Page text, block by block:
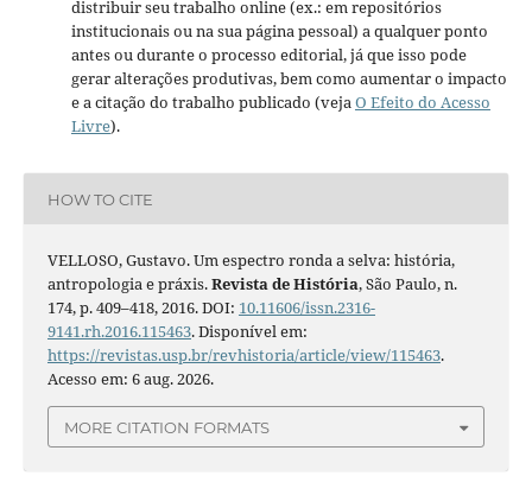
distribuir seu trabalho online (ex.: em repositórios
institucionais ou na sua página pessoal) a qualquer ponto
antes ou durante o processo editorial, já que isso pode
gerar alterações produtivas, bem como aumentar o impacto
e a citação do trabalho publicado (vejaO Efeito do Acesso
Livre).
HOW TO CITE
VELLOSO, Gustavo. Um espectro ronda a selva: história,
antropologia e práxis.Revista de História, São Paulo, n.
174, p. 409–418, 2016. DOI: 10.11606/issn.2316-
9141.rh.2016.115463. Disponível em:
https://revistas.usp.br/revhistoria/article/view/115463.
Acesso em: 6 aug. 2026.
MORE CITATION FORMATS